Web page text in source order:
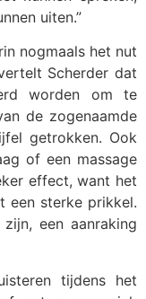
uiten.”
nogmaals het nut
Scherder dat
worden om te
de zogenaamde
getrokken. Ook
of een massage
effect, want het
een sterke prikkel.
een aanraking
tijdens het